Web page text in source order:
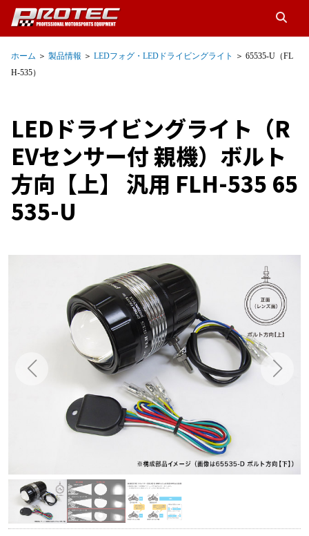
ホーム ＞ 製品情報 ＞ LEDフォグ・LEDドライビングライト
＞ 65535-U（FL
H-535）
LEDドライビングライト（R
EVセンサー付 親機）ボルト
方向【上】 汎用 FLH-535 65
535-U